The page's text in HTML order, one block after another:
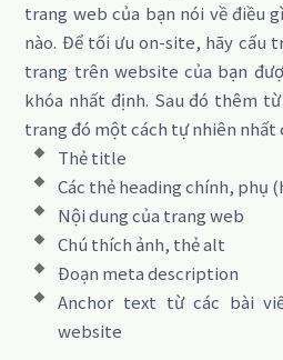
trang web của bạn nói về điều
nào. Để tối ưu on-site, hãy cấu
trang trên website của bạn
khóa nhất định. Sau đó thêm
trang đó một cách tự nhiên nhất
Thẻ title
Các thẻ heading chính, phụ
Nội dung của trang web
Chú thích ảnh, thẻ alt
Đoạn meta description
Anchor text từ các bài
website